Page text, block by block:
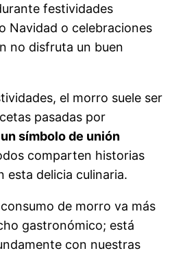
festividades
Navidad o celebraciones
no disfruta un buen
el morro suele ser
pasadas por
un símbolo de unión
comparten historias
esta delicia culinaria.
de morro va más
gastronómico; está
con nuestras